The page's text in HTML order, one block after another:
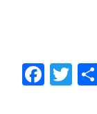
F
ac
T
w